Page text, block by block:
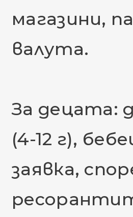
магазини,
валута.
За децата:
(4-12 г),
заявка,